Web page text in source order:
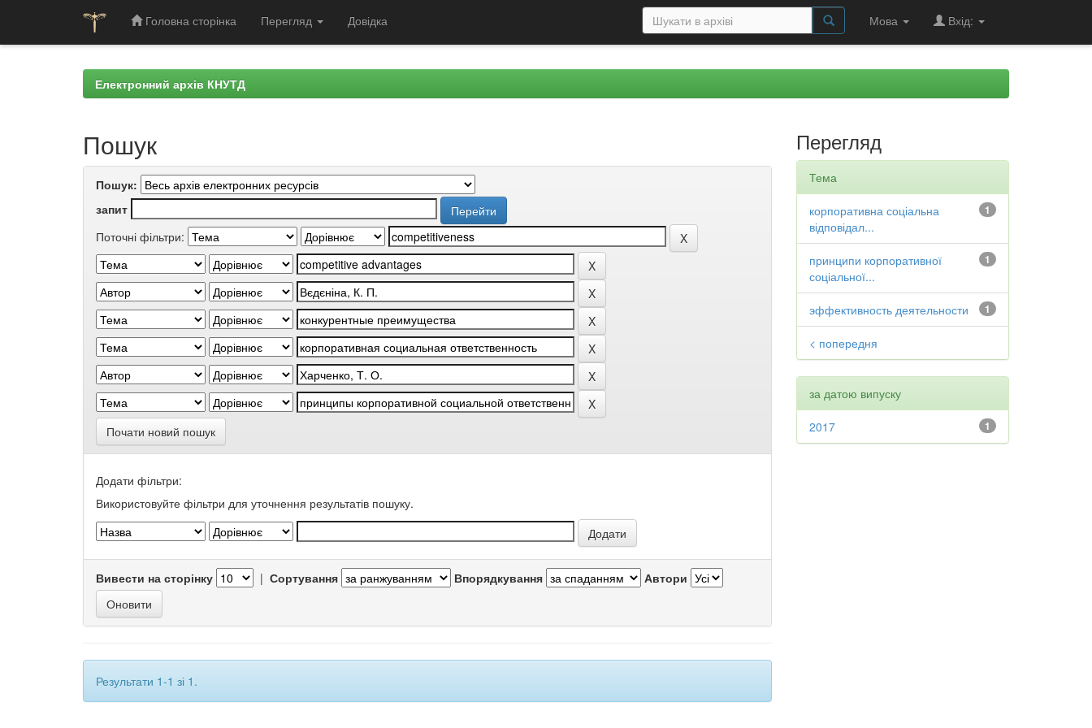
Головна сторінка Перегляд Довідка Мова Вхід:
Електронний архів КНУТД
Пошук
Пошук:
запит
Поточні фільтри:
Почати новий пошук
Додати фільтри:
Використовуйте фільтри для уточнення результатів пошуку.
Вивести на сторінку | Сортування Впорядкування Автори
Результати 1-1 зі 1.
Перегляд
Тема
1
корпоративна соціальна
відповідал...
1
принципи корпоративної
соціальної...
1
эффективность деятельности
< попередня
за датою випуску
1
2017